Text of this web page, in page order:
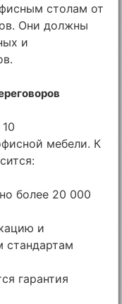
столам от
Они должны
и
мебели. К
более 20 000
и
стандартам
гарантия